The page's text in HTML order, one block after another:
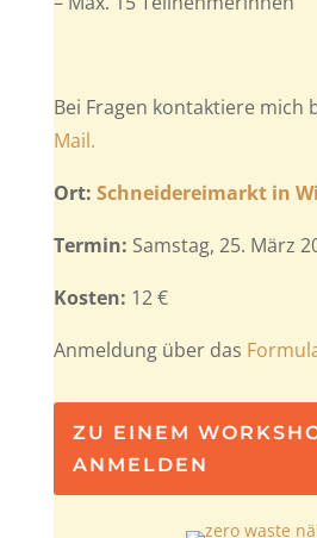
Bei Fragen kontaktiere
Mail.
Ort: Schneidereimarkt in
Termin: Samstag, 25. März
Kosten: 12 €
Anmeldung über das
ZU EINEM
ANMELDEN